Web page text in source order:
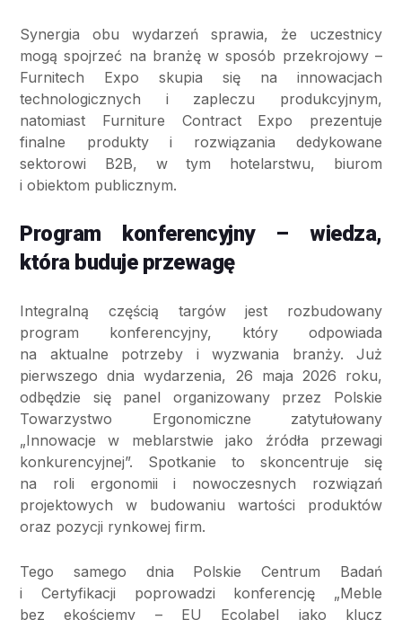
Synergia obu wydarzeń sprawia, że uczestnicy
mogą spojrzeć na branżę w sposób przekrojowy –
Furnitech Expo skupia się na innowacjach
technologicznych i zapleczu produkcyjnym,
natomiast Furniture Contract Expo prezentuje
finalne produkty i rozwiązania dedykowane
sektorowi B2B, w tym hotelarstwu, biurom
i obiektom publicznym.
Program konferencyjny – wiedza,
która buduje przewagę
Integralną częścią targów jest rozbudowany
program konferencyjny, który odpowiada
na aktualne potrzeby i wyzwania branży. Już
pierwszego dnia wydarzenia, 26 maja 2026 roku,
odbędzie się panel organizowany przez Polskie
Towarzystwo Ergonomiczne zatytułowany
„Innowacje w meblarstwie jako źródła przewagi
konkurencyjnej”. Spotkanie to skoncentruje się
na roli ergonomii i nowoczesnych rozwiązań
projektowych w budowaniu wartości produktów
oraz pozycji rynkowej firm.
Tego samego dnia Polskie Centrum Badań
i Certyfikacji poprowadzi konferencję „Meble
bez ekościemy – EU Ecolabel jako klucz